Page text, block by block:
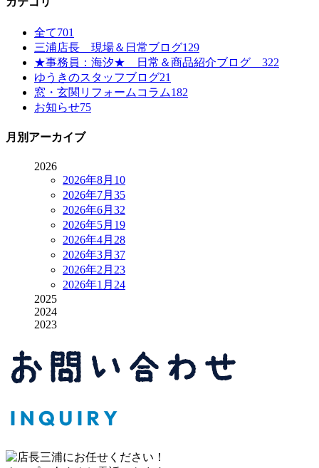
全て701
三浦店長 現場＆日常ブログ129
★事務員：海汐★ 日常＆商品紹介ブログ 322
ゆうきのスタッフブログ21
窓・玄関リフォームコラム182
お知らせ75
月別アーカイブ
2026
2026年8月 10
2026年7月 35
2026年6月 32
2026年5月 19
2026年4月 28
2026年3月 37
2026年2月 23
2026年1月 24
2025
2024
2023